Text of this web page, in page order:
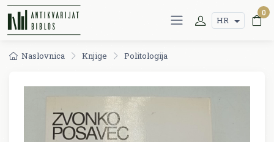
HR
0
Naslovnica Knjige Politologija